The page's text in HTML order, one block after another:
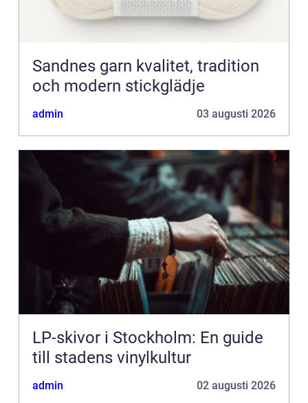
Sandnes garn kvalitet, tradition
och modern stickglädje
admin 03 augusti 2026
LP-skivor i Stockholm: En guide
till stadens vinylkultur
admin 02 augusti 2026